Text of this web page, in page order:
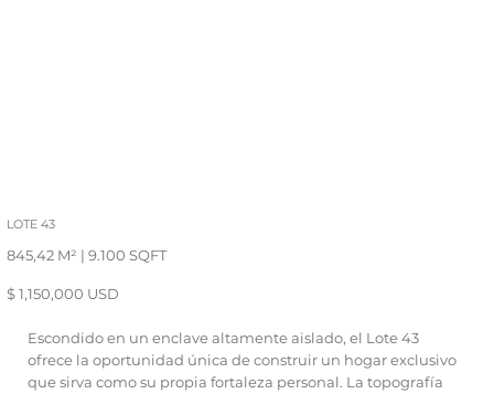
LOTE 43
845,42 M² | 9.100 SQFT
$ 1,150,000 USD
Escondido en un enclave altamente aislado, el Lote 43
ofrece la oportunidad única de construir un hogar exclusivo
que sirva como su propia fortaleza personal. La topografía